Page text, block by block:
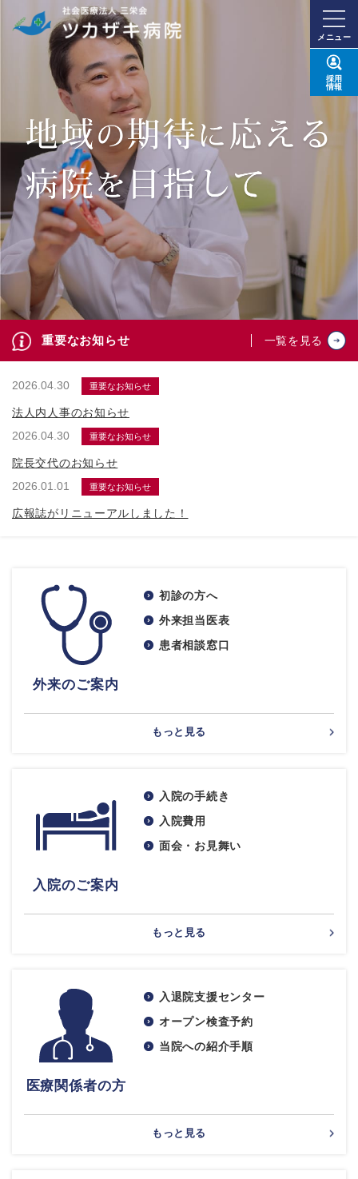
メニュー
採用
情報
重要なお知らせ 一覧を見る
2026.04.30 重要なお知らせ
法人内人事のお知らせ
2026.04.30
重要なお知らせ
院長交代のお知らせ
2026.01.01
重要なお知らせ
広報誌がリニューアルしました！
外来のご案内
初診の方へ
外来担当医表
患者相談窓口
もっと見る
入院のご案内
入院の手続き
入院費用
面会・お見舞い
もっと見る
医療関係者の方
入退院支援センター
オープン検査予約
当院への紹介手順
もっと見る